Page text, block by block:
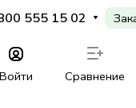
555 15 02
Войти Сравнение